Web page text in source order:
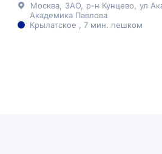
Москва ЗАО р-н Кунцево ул
Академика Павлова
Крылатское , 7 мин. пешком